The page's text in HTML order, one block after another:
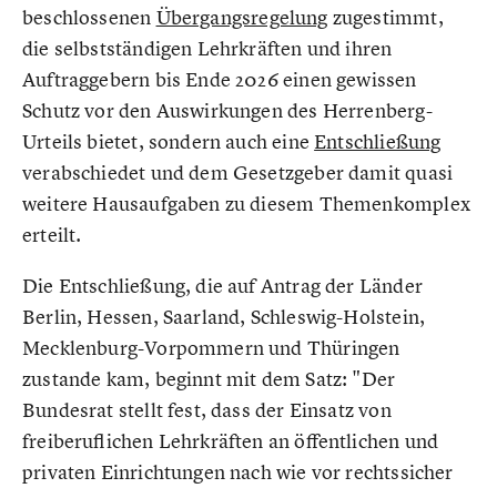
beschlossenen Übergangsregelung zugestimmt,
die selbstständigen Lehrkräften und ihren
Auftraggebern bis Ende 2026 einen gewissen
Schutz vor den Auswirkungen des Herrenberg-
Urteils bietet, sondern auch eine Entschließung
verabschiedet und dem Gesetzgeber damit quasi
weitere Hausaufgaben zu diesem Themenkomplex
erteilt.
Die Entschließung, die auf Antrag der Länder
Berlin, Hessen, Saarland, Schleswig-Holstein,
Mecklenburg-Vorpommern und Thüringen
zustande kam, beginnt mit dem Satz: "Der
Bundesrat stellt fest, dass der Einsatz von
freiberuflichen Lehrkräften an öffentlichen und
privaten Einrichtungen nach wie vor rechtssicher